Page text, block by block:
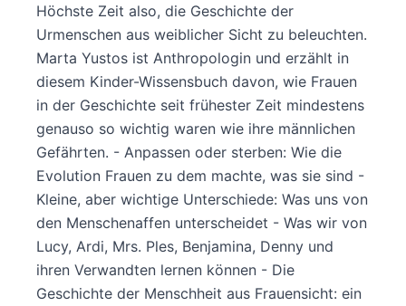
Höchste Zeit also, die Geschichte der
Urmenschen aus weiblicher Sicht zu beleuchten.
Marta Yustos ist Anthropologin und erzählt in
diesem Kinder-Wissensbuch davon, wie Frauen
in der Geschichte seit frühester Zeit mindestens
genauso so wichtig waren wie ihre männlichen
Gefährten. - Anpassen oder sterben: Wie die
Evolution Frauen zu dem machte, was sie sind -
Kleine, aber wichtige Unterschiede: Was uns von
den Menschenaffen unterscheidet - Was wir von
Lucy, Ardi, Mrs. Ples, Benjamina, Denny und
ihren Verwandten lernen können - Die
Geschichte der Menschheit aus Frauensicht: ein